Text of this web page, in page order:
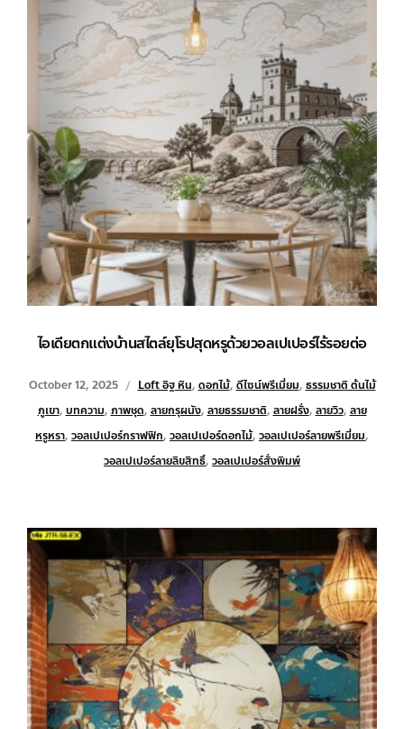
ไอเดียตกแต่งบ้านสไตล์ยุโรปสุดหรูด้วยวอลเปเปอร์ไร้รอยต่อ
October 12, 2025 Loft อิฐ หิน, ดอกไม้, ดีไซน์พรีเมี่ยม, ธรรมชาติ ต้นไม้
ภูเขา, บทความ, ภาพชุด, ลายกรุผนัง, ลายธรรมชาติ, ลายฝรั่ง, ลายวิว, ลาย
หรูหรา, วอลเปเปอร์กราฟฟิก, วอลเปเปอร์ดอกไม้, วอลเปเปอร์ลายพรีเมี่ยม,
วอลเปเปอร์ลายลิขสิทธิ์, วอลเปเปอร์สั่งพิมพ์